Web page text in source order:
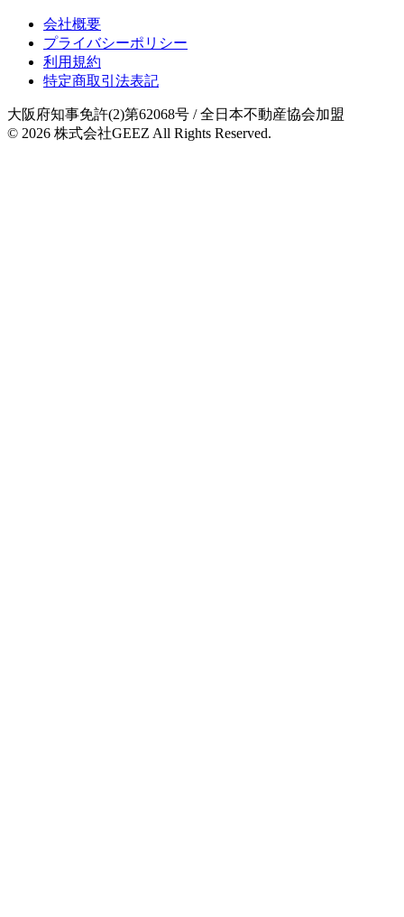
会社概要
プライバシーポリシー
利用規約
特定商取引法表記
大阪府知事免許(2)第62068号 / 全日本不動産協会加盟
© 2026 株式会社GEEZ All Rights Reserved.